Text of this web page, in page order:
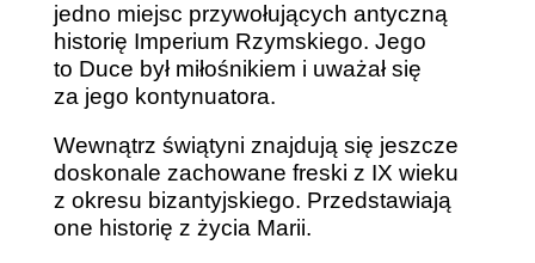
jedno miejsc przywołujących antyczną
historię Imperium Rzymskiego. Jego
to Duce był miłośnikiem i uważał się
za jego kontynuatora.
Wewnątrz świątyni znajdują się jeszcze
doskonale zachowane freski z IX wieku
z okresu bizantyjskiego. Przedstawiają
one historię z życia Marii.